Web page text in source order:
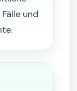
und